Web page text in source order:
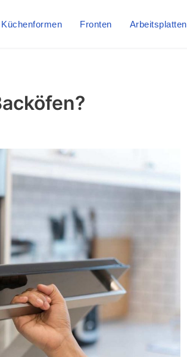
Küchenformen Fronten Arbeitsplatten